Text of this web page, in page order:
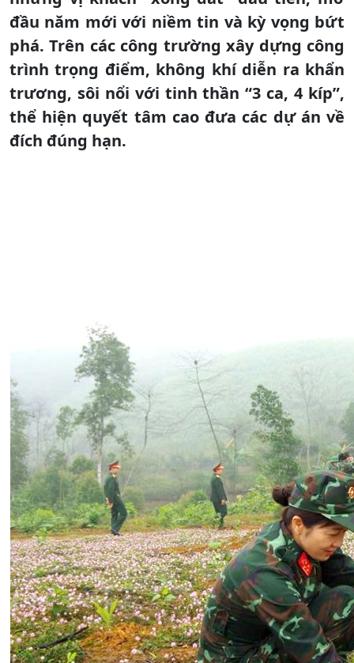
đầu năm mới với niềm tin và kỳ vọng bứt
phá. Trên các công trường xây dựng công
trình trọng điểm, không khí diễn ra khẩn
trương, sôi nổi với tinh thần “3 ca, 4 kíp”,
thể hiện quyết tâm cao đưa các dự án về
đích đúng hạn.